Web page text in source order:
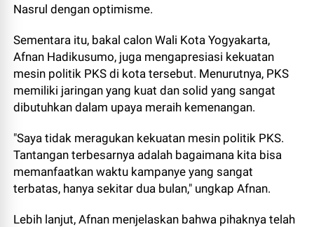
Nasrul dengan optimisme.
Sementara itu, bakal calon Wali Kota Yogyakarta,
Afnan Hadikusumo, juga mengapresiasi kekuatan
mesin politik PKS di kota tersebut. Menurutnya, PKS
memiliki jaringan yang kuat dan solid yang sangat
dibutuhkan dalam upaya meraih kemenangan.
"Saya tidak meragukan kekuatan mesin politik PKS.
Tantangan terbesarnya adalah bagaimana kita bisa
memanfaatkan waktu kampanye yang sangat
terbatas, hanya sekitar dua bulan," ungkap Afnan.
Lebih lanjut, Afnan menjelaskan bahwa pihaknya telah